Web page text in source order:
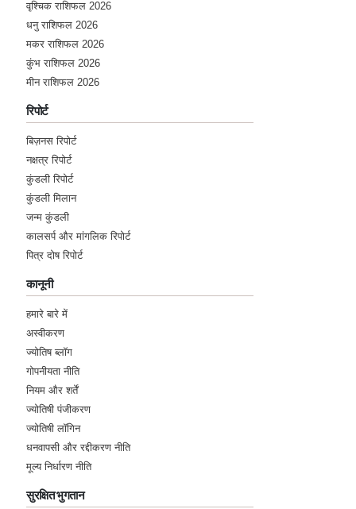
R ★★★★★
Saturday, 15 October 2022
R
A
R
guru maan liya hain
R ★★★★★
वृश्चिक राशिफल 2026
धनु राशिफल 2026
मकर राशिफल 2026
कुंभ राशिफल 2026
मीन राशिफल 2026
रिपोर्ट
बिज़नस रिपोर्ट
नक्षत्र रिपोर्ट
कुंडली रिपोर्ट
कुंडली मिलान
जन्म कुंडली
कालसर्प और मांगलिक रिपोर्ट
पित्र दोष रिपोर्ट
कानूनी
हमारे बारे में
अस्वीकरण
ज्योतिष ब्लॉग
गोपनीयता नीति
नियम और शर्तें
ज्योतिषी पंजीकरण
ज्योतिषी लॉगिन
धनवापसी और रद्दीकरण नीति
मूल्य निर्धारण नीति
सुरक्षित भुगतान